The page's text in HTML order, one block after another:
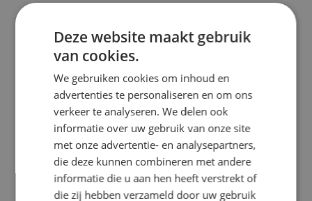
Kaatsheuvel
Sprundel
Specialisme
Beveiligingstechniek
Elektrotechniek
Energietechniek
Werktuigbouwkunde
Energietechniek
Beveiligingstechniek
Uitgelicht
Klimaatinstallaties
Deze website maakt gebruik
van cookies.
We gebruiken cookies om inhoud en
advertenties te personaliseren en om ons
verkeer te analyseren. We delen ook
informatie over uw gebruik van onze site
met onze advertentie- en analysepartners,
die deze kunnen combineren met andere
informatie die u aan hen heeft verstrekt of
die zij hebben verzameld door uw gebruik